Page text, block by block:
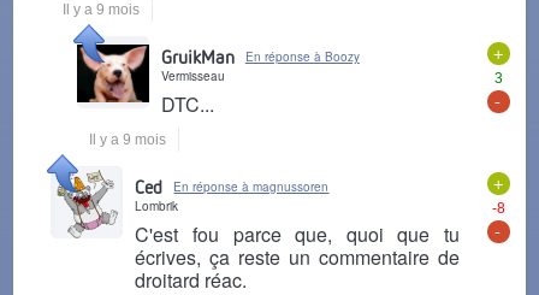
Il y a 9 mois
+
3
-
GruikMan
En réponse à Boozy
Vermisseau
DTC...
Il y a 9 mois
+
-8
-
Ced
En réponse à magnussoren
Lombrik
C'est fou parce que, quoi que tu
écrives, ça reste un commentaire de
droitard réac.